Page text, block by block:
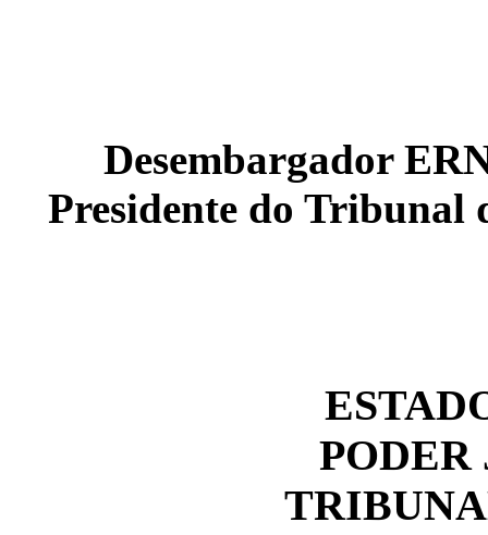
Desembargador
Presidente do Tribunal